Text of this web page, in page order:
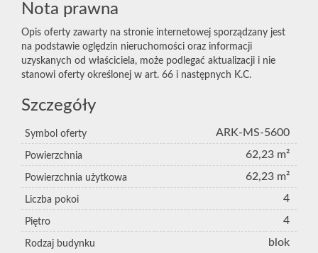
Nota prawna
Opis oferty zawarty na stronie internetowej sporządzany jest
na podstawie oględzin nieruchomości oraz informacji
uzyskanych od właściciela, może podlegać aktualizacji i nie
stanowi oferty określonej w art. 66 i następnych K.C.
Szczegóły
Symbol oferty ARK-MS-5600
Powierzchnia 62,23 m²
Powierzchnia użytkowa 62,23 m²
Liczba pokoi 4
Piętro 4
Rodzaj budynku blok